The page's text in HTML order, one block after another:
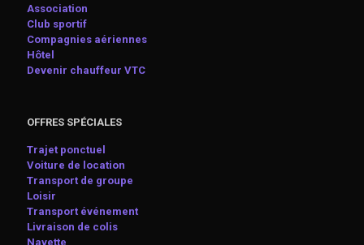
Association
Club sportif
Compagnies aériennes
Hôtel
Devenir chauffeur VTC
OFFRES SPÉCIALES
Trajet ponctuel
Voiture de location
Transport de groupe
Loisir
Transport événement
Livraison de colis
Navette